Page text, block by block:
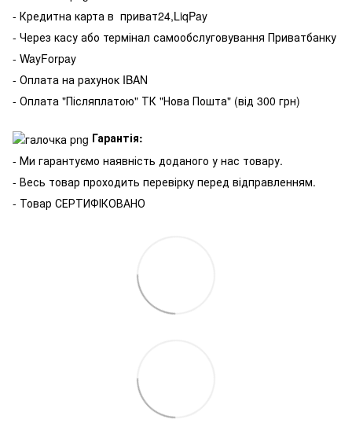
- Кредитна карта в приват24,LiqPay
- Через касу або термінал самообслуговування Приватбанку
- WayForpay
- Оплата на рахунок IBAN
- Оплата "Післяплатою" ТК "Нова Пошта" (від 300 грн)
Гарантія:
- Ми гарантуємо наявність доданого у нас товару.
- Весь товар проходить перевірку перед відправленням.
- Товар СЕРТИФІКОВАНО